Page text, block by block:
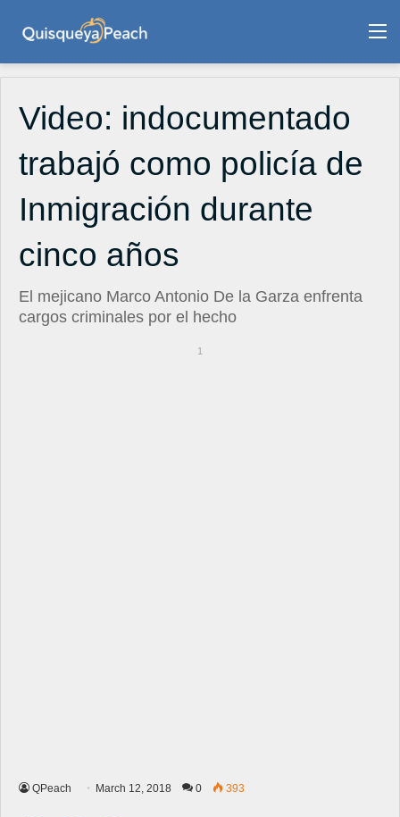
Video: indocumentado
trabajó como policía de
Inmigración durante
cinco años
El mejicano Marco Antonio De la Garza enfrenta
cargos criminales por el hecho
1
QPeach March 12, 2018 0 393